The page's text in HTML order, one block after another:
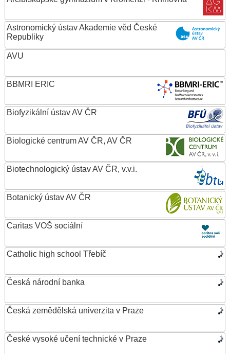
Astronomický ústav Akademie věd České
Republiky
AVU
BBMRI ERIC
Biofyzikální ústav AV ČR
Biologické centrum AV ČR, AV ČR
Biotechnologický ústav AV ČR, v.v.i.
Botanický ústav AV ČR
Caritas VOŠ sociální
Catholic high school Třebíč
Česká národní banka
Česká zemědělská univerzita v Praze
České vysoké učení technické v Praze